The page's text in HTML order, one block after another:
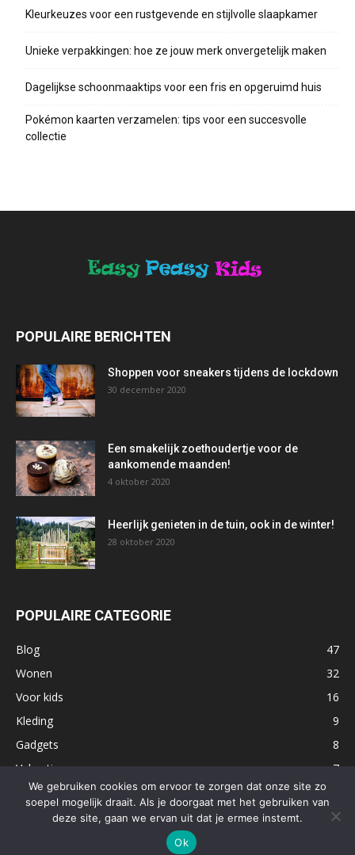
Kleurkeuzes voor een rustgevende en stijlvolle slaapkamer
Unieke verpakkingen: hoe ze jouw merk onvergetelijk maken
Dagelijkse schoonmaaktips voor een fris en opgeruimd huis
Pokémon kaarten verzamelen: tips voor een succesvolle
collectie
POPULAIRE BERICHTEN
Shoppen voor sneakers tijdens de lockdown
30 december 2020
Een smakelijk zoethoudertje voor de
aankomende maanden!
4 oktober 2020
Heerlijk genieten in de tuin, ook in de winter!
28 oktober 2020
POPULAIRE CATEGORIE
Blog
47
Wonen
32
Voor kids
16
Kleding
9
Gadgets
8
Vakantie
7
Uitjes
5
We gebruiken cookies om ervoor te zorgen dat onze site zo
soepel mogelijk draait. Als je doorgaat met het gebruiken van
deze site, gaan we ervan uit dat je ermee instemt.
Ok